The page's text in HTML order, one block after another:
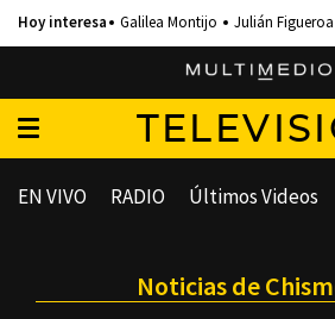
Galilea Montijo Julián Figueroa
EN VIVO RADIO Últimos Videos
Noticias de